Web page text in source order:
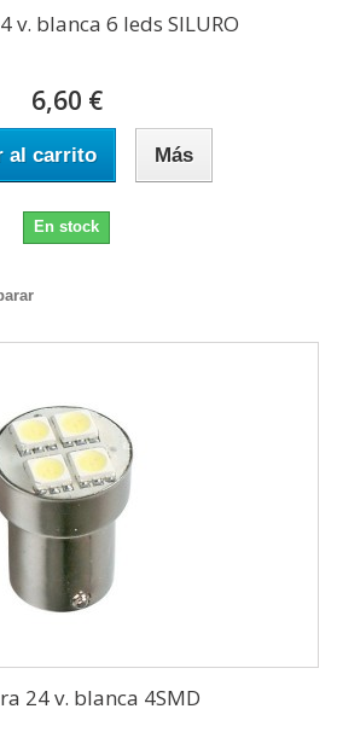
v. blanca 6 leds SILURO
6,60 €
al carrito Más
En stock
24 v. blanca 4SMD